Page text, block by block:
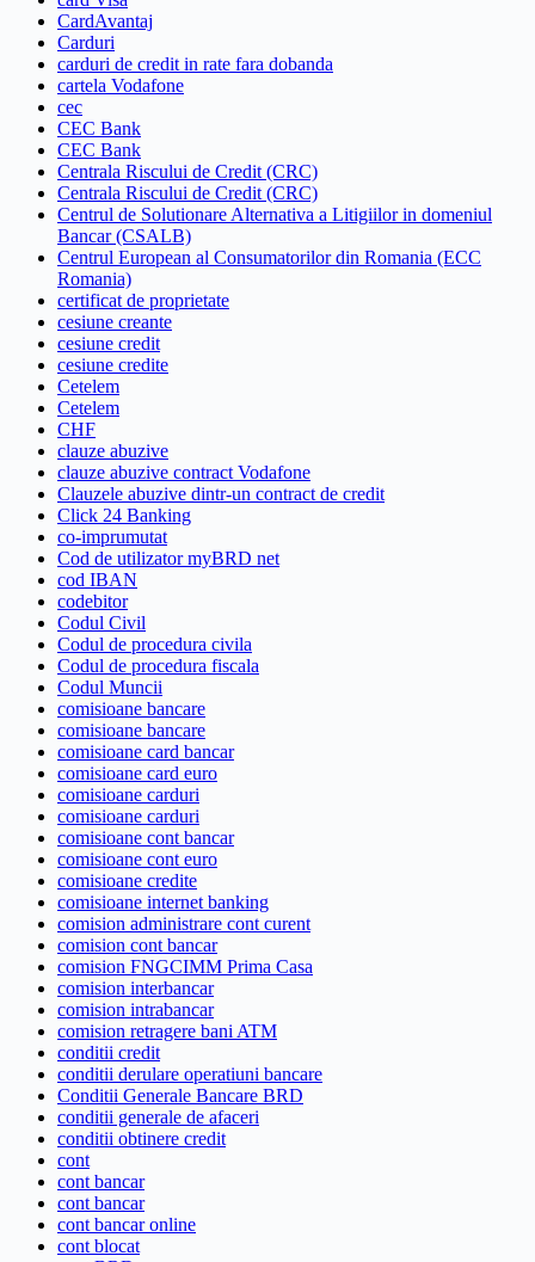
CardAvantaj
Carduri
carduri de credit in rate fara dobanda
cartela Vodafone
cec
CEC Bank
CEC Bank
Centrala Riscului de Credit (CRC)
Centrala Riscului de Credit (CRC)
Centrul de Solutionare Alternativa a Litigiilor in domeniul
Bancar (CSALB)
Centrul European al Consumatorilor din Romania (ECC
Romania)
certificat de proprietate
cesiune creante
cesiune credit
cesiune credite
Cetelem
Cetelem
CHF
clauze abuzive
clauze abuzive contract Vodafone
Clauzele abuzive dintr-un contract de credit
Click 24 Banking
co-imprumutat
Cod de utilizator myBRD net
cod IBAN
codebitor
Codul Civil
Codul de procedura civila
Codul de procedura fiscala
Codul Muncii
comisioane bancare
comisioane bancare
comisioane card bancar
comisioane card euro
comisioane carduri
comisioane carduri
comisioane cont bancar
comisioane cont euro
comisioane credite
comisioane internet banking
comision administrare cont curent
comision cont bancar
comision FNGCIMM Prima Casa
comision interbancar
comision intrabancar
comision retragere bani ATM
conditii credit
conditii derulare operatiuni bancare
Conditii Generale Bancare BRD
conditii generale de afaceri
conditii obtinere credit
cont
cont bancar
cont bancar
cont bancar online
cont blocat